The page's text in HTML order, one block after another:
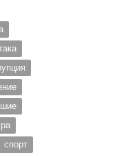
спорт